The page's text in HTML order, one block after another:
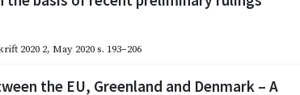
2020 2, May 2020s. 193–206
the EU, Greenland and Denmark – A